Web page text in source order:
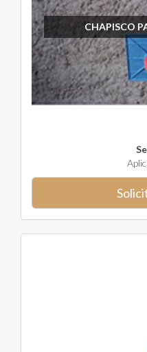
CHAPISCO